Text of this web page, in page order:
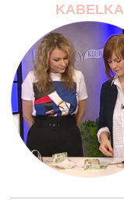
KABELKA